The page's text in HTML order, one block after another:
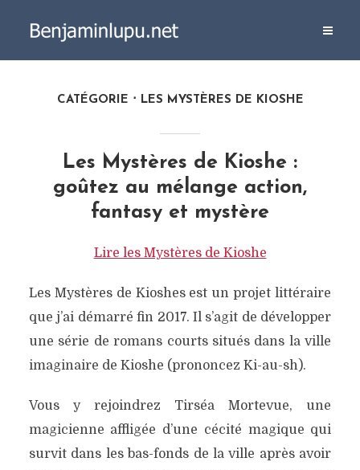
CATÉGORIE LES MYSTÈRES DE KIOSHE
Les Mystères de Kioshe :
goûtez au mélange action,
fantasy et mystère
Lire les Mystères de Kioshe
Les Mystères de Kioshes est un projet littéraire
que j’ai démarré fin 2017. Il s’agit de développer
une série de romans courts situés dans la ville
imaginaire de Kioshe (prononcez Ki-au-sh).
Vous y rejoindrez Tirséa Mortevue, une
magicienne affligée d’une cécité magique qui
survit dans les bas-fonds de la ville après avoir